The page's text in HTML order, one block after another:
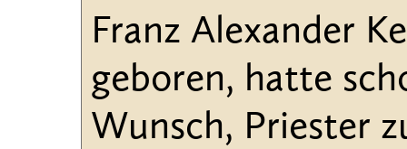
Franz Alexander
geboren, hatte
Wunsch, Priester